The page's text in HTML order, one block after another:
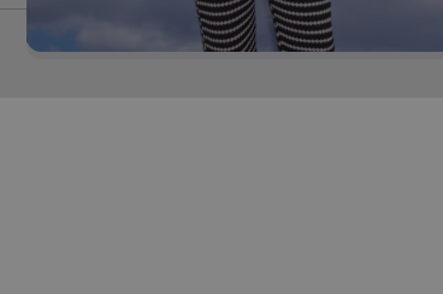
Mettre en pause